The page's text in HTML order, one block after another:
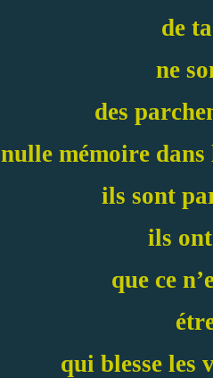
de
ne
des
nulle mémoire dans
ils sont
ils
que ce
qui blesse les